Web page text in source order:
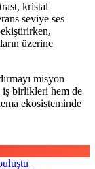
kristal
seviye ses
üzerine
misyon
iş birlikleri hem de
ekosisteminde